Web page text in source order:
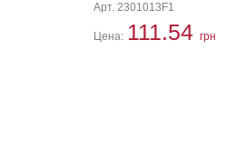
Арт. 2301013F1
Цена: 111.54 грн